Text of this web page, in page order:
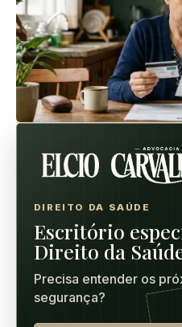
DIREITO DA SAÚDE
Escritório
Direito da
Precisa entender os
segurança?